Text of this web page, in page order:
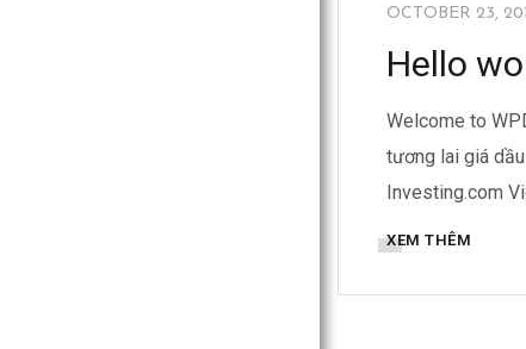
OCTOBER 23,
Hello
Welcome to
tương lai giá
Investing.com
XEM THÊM